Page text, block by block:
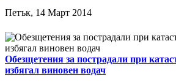
Петък, 14 Март 2014
Обезщетения за пострадали при
избягал виновен водач